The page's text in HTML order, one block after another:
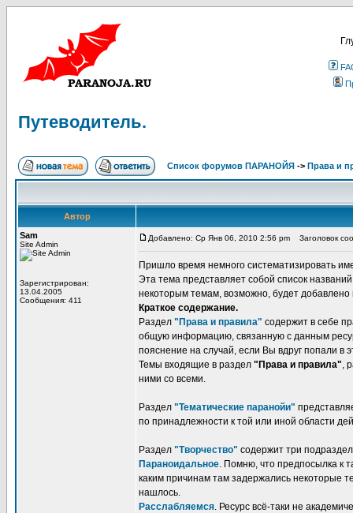
Путеводитель.
Список форумов ПАРАНОЙЯ -> Права и
Автор
Sam
Site Admin
Зарегистрирован:
13.04.2005
Сообщения: 411
Добавлено: Ср Янв 06, 2010 2:56 pm Заголовок
Пришло время немного систематизировать
Эта тема представляет собой список
некоторым темам, возможно, будет добавлено
Краткое содержание.
Раздел "Права и правила" содержит в себе
общую информацию, связанную с данным
пояснение на случай, если Вы вдруг попали в
Темы входящие в раздел "Права и правила",
ними со всеми.
Раздел "Тематические паранойи"
по принадлежности к той или иной области
Раздел "Творчество" содержит три
Параноидальное. Помню, что предпосылка к
каким причинам там задержались некоторые
нашлось.
Расслабляемся. Ресурс всё-таки не